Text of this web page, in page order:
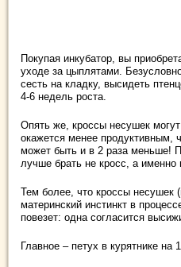
Покупая инкубатор, вы
уходе за цыплятами.
сесть на кладку, высидеть
4-6 недель роста.
Опять же, кроссы несушек
окажется менее продуктивным,
может быть и в 2 раза меньше!
лучше брать не кросс, а именно
Тем более, что кроссы несушек
материнский инстинкт в
повезет: одна согласится
Главное – петух в курятнике на